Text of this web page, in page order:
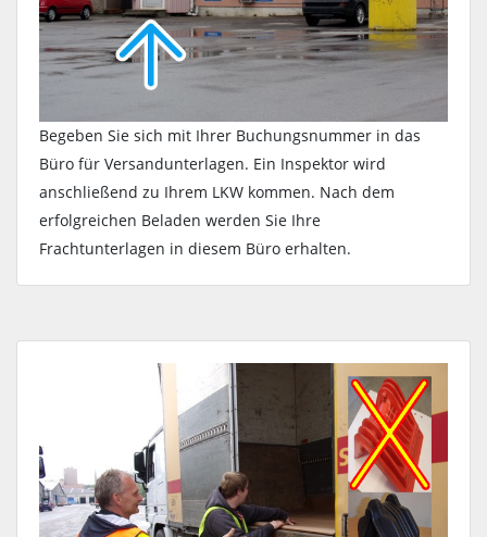
Begeben Sie sich mit Ihrer Buchungsnummer in das
Büro für Versandunterlagen. Ein Inspektor wird
anschließend zu Ihrem LKW kommen. Nach dem
erfolgreichen Beladen werden Sie Ihre
Frachtunterlagen in diesem Büro erhalten.